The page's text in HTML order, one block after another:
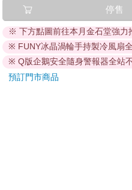
金石堂及銀行均不會請您操
ATM提款機，請不要聽從指示
退換貨須知：
**提醒您，鑑賞期不等於試用
依據「消費者保護法」第
停售
※ 下方點圖前往本月金石堂強力
※ FUNY冰晶渦輪手持製冷風扇
※ Q版企鵝安全隨身警報器全站
預訂門市商品